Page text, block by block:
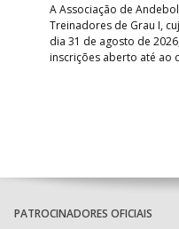
A Associação de
Treinadores de Grau I,
dia 31 de agosto de
inscrições aberto até ao
PATROCINADORES OFICIAIS